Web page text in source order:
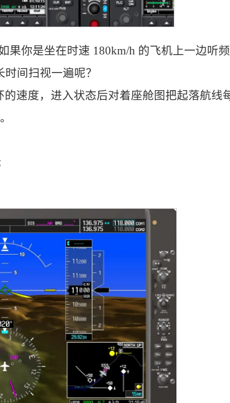
果你是坐在时速 180km/h 的飞机上一边听
间扫视一遍呢？
速度，进入状态后对着座舱图把起落航线